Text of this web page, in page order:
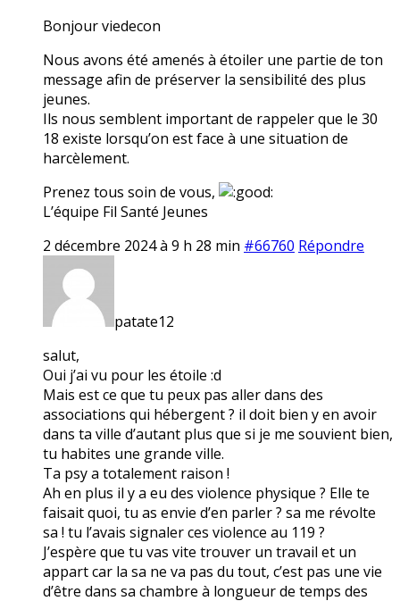
Bonjour viedecon
Nous avons été amenés à étoiler une partie de ton
message afin de préserver la sensibilité des plus
jeunes.
Ils nous semblent important de rappeler que le 30
18 existe lorsqu’on est face à une situation de
harcèlement.
Prenez tous soin de vous,
L’équipe Fil Santé Jeunes
2 décembre 2024 à 9 h 28 min #66760 Répondre
patate12
salut,
Oui j’ai vu pour les étoile :d
Mais est ce que tu peux pas aller dans des
associations qui hébergent ? il doit bien y en avoir
dans ta ville d’autant plus que si je me souvient bien,
tu habites une grande ville.
Ta psy a totalement raison !
Ah en plus il y a eu des violence physique ? Elle te
faisait quoi, tu as envie d’en parler ? sa me révolte
sa ! tu l’avais signaler ces violence au 119 ?
J’espère que tu vas vite trouver un travail et un
appart car la sa ne va pas du tout, c’est pas une vie
d’être dans sa chambre à longueur de temps des